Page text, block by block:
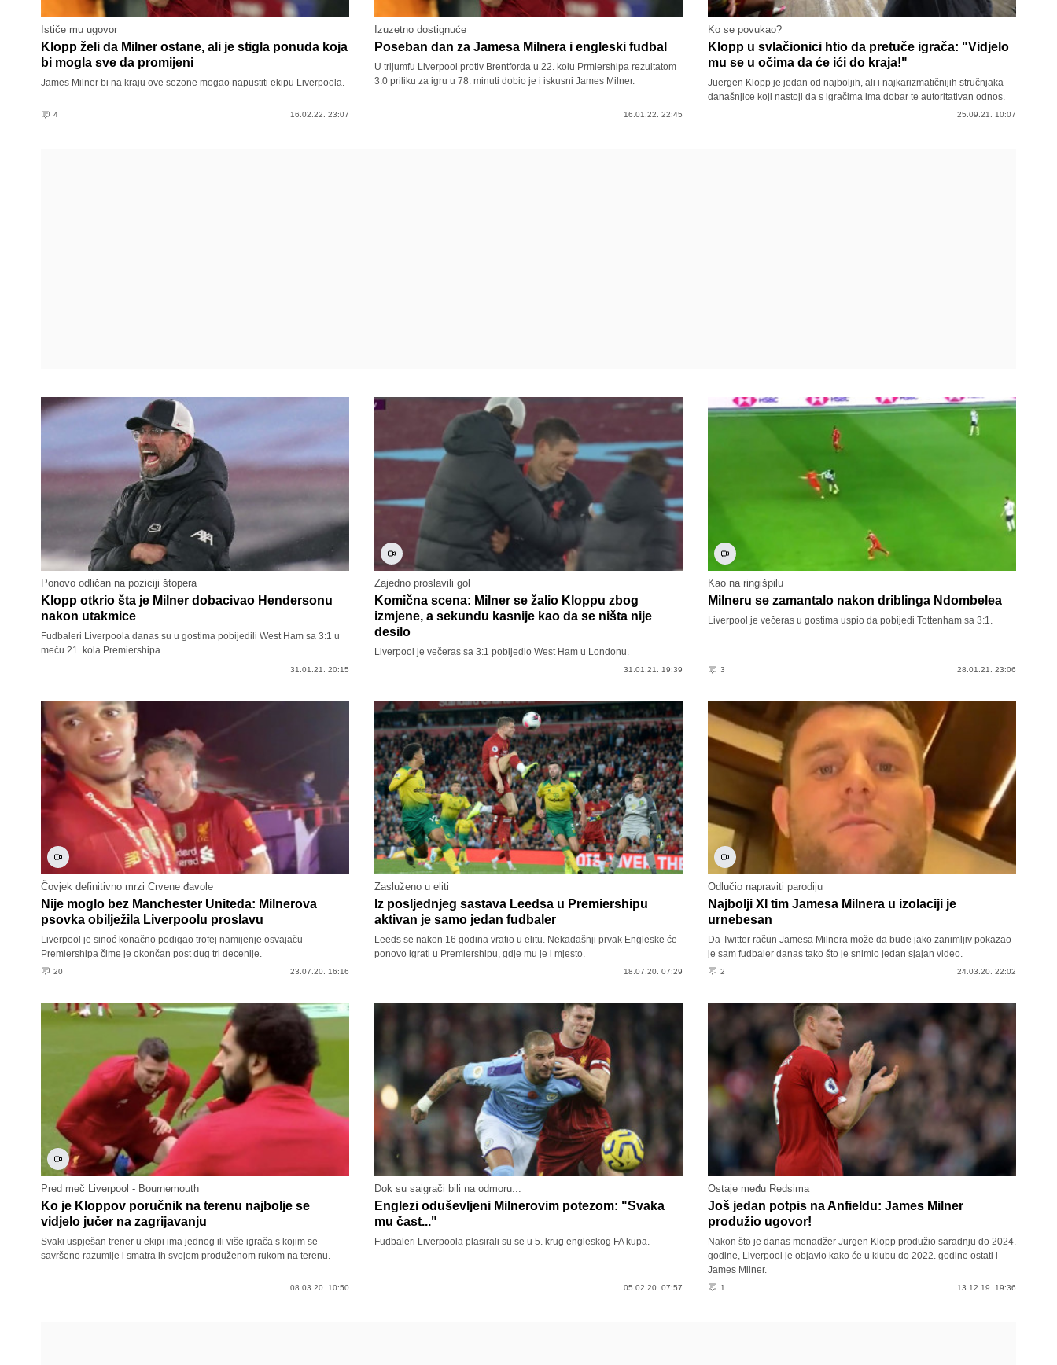
Ističe mu ugovor
Klopp želi da Milner ostane, ali je stigla ponuda koja
bi mogla sve da promijeni
James Milner bi na kraju ove sezone mogao napustiti ekipu Liverpoola.
4 16.02.22. 23:07
Izuzetno dostignuće
Poseban dan za Jamesa Milnera i engleski fudbal
U trijumfu Liverpool protiv Brentforda u 22. kolu Prmiershipa rezultatom
3:0 priliku za igru u 78. minuti dobio je i iskusni James Milner.
16.01.22. 22:45
Ko se povukao?
Klopp u svlačionici htio da pretuče igrača: "Vidjelo
mu se u očima da će ići do kraja!"
Juergen Klopp je jedan od najboljih, ali i najkarizmatičnijih stručnjaka
današnjice koji nastoji da s igračima ima dobar te autoritativan odnos.
25.09.21. 10:07
Ponovo odličan na poziciji štopera
Klopp otkrio šta je Milner dobacivao Hendersonu
nakon utakmice
Fudbaleri Liverpoola danas su u gostima pobijedili West Ham sa 3:1 u
meču 21. kola Premiershipa.
31.01.21. 20:15
Zajedno proslavili gol
Komična scena: Milner se žalio Kloppu zbog
izmjene, a sekundu kasnije kao da se ništa nije
desilo
Liverpool je večeras sa 3:1 pobijedio West Ham u Londonu.
31.01.21. 19:39
Kao na ringišpilu
Milneru se zamantalo nakon driblinga Ndombelea
Liverpool je večeras u gostima uspio da pobijedi Tottenham sa 3:1.
3 28.01.21. 23:06
Čovjek definitivno mrzi Crvene đavole
Nije moglo bez Manchester Uniteda: Milnerova
psovka obilježila Liverpoolu proslavu
Liverpool je sinoć konačno podigao trofej namijenje osvajaču
Premiershipa čime je okončan post dug tri decenije.
20 23.07.20. 16:16
Zasluženo u eliti
Iz posljednjeg sastava Leedsa u Premiershipu
aktivan je samo jedan fudbaler
Leeds se nakon 16 godina vratio u elitu. Nekadašnji prvak Engleske će
ponovo igrati u Premiershipu, gdje mu je i mjesto.
18.07.20. 07:29
Odlučio napraviti parodiju
Najbolji XI tim Jamesa Milnera u izolaciji je
urnebesan
Da Twitter račun Jamesa Milnera može da bude jako zanimljiv pokazao
je sam fudbaler danas tako što je snimio jedan sjajan video.
2 24.03.20. 22:02
Pred meč Liverpool - Bournemouth
Ko je Kloppov poručnik na terenu najbolje se
vidjelo jučer na zagrijavanju
Svaki uspješan trener u ekipi ima jednog ili više igrača s kojim se
savršeno razumije i smatra ih svojom produženom rukom na terenu.
08.03.20. 10:50
Dok su saigrači bili na odmoru...
Englezi oduševljeni Milnerovim potezom: "Svaka
mu čast..."
Fudbaleri Liverpoola plasirali su se u 5. krug engleskog FA kupa.
05.02.20. 07:57
Ostaje među Redsima
Još jedan potpis na Anfieldu: James Milner
produžio ugovor!
Nakon što je danas menadžer Jurgen Klopp produžio saradnju do 2024.
godine, Liverpool je objavio kako će u klubu do 2022. godine ostati i
James Milner.
1 13.12.19. 19:36